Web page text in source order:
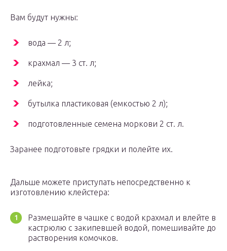
Вам будут нужны:
вода — 2 л;
крахмал — 3 ст. л;
лейка;
бутылка пластиковая (емкостью 2 л);
подготовленные семена моркови 2 ст. л.
Заранее подготовьте грядки и полейте их.
Дальше можете приступать непосредственно к
изготовлению клейстера:
Размешайте в чашке с водой крахмал и влейте в
кастрюлю с закипевшей водой, помешивайте до
растворения комочков.